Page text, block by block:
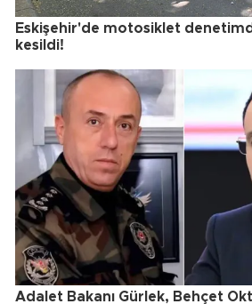
Eskişehir'de motosiklet
kesildi!
Adalet Bakanı Gürlek, Behçet